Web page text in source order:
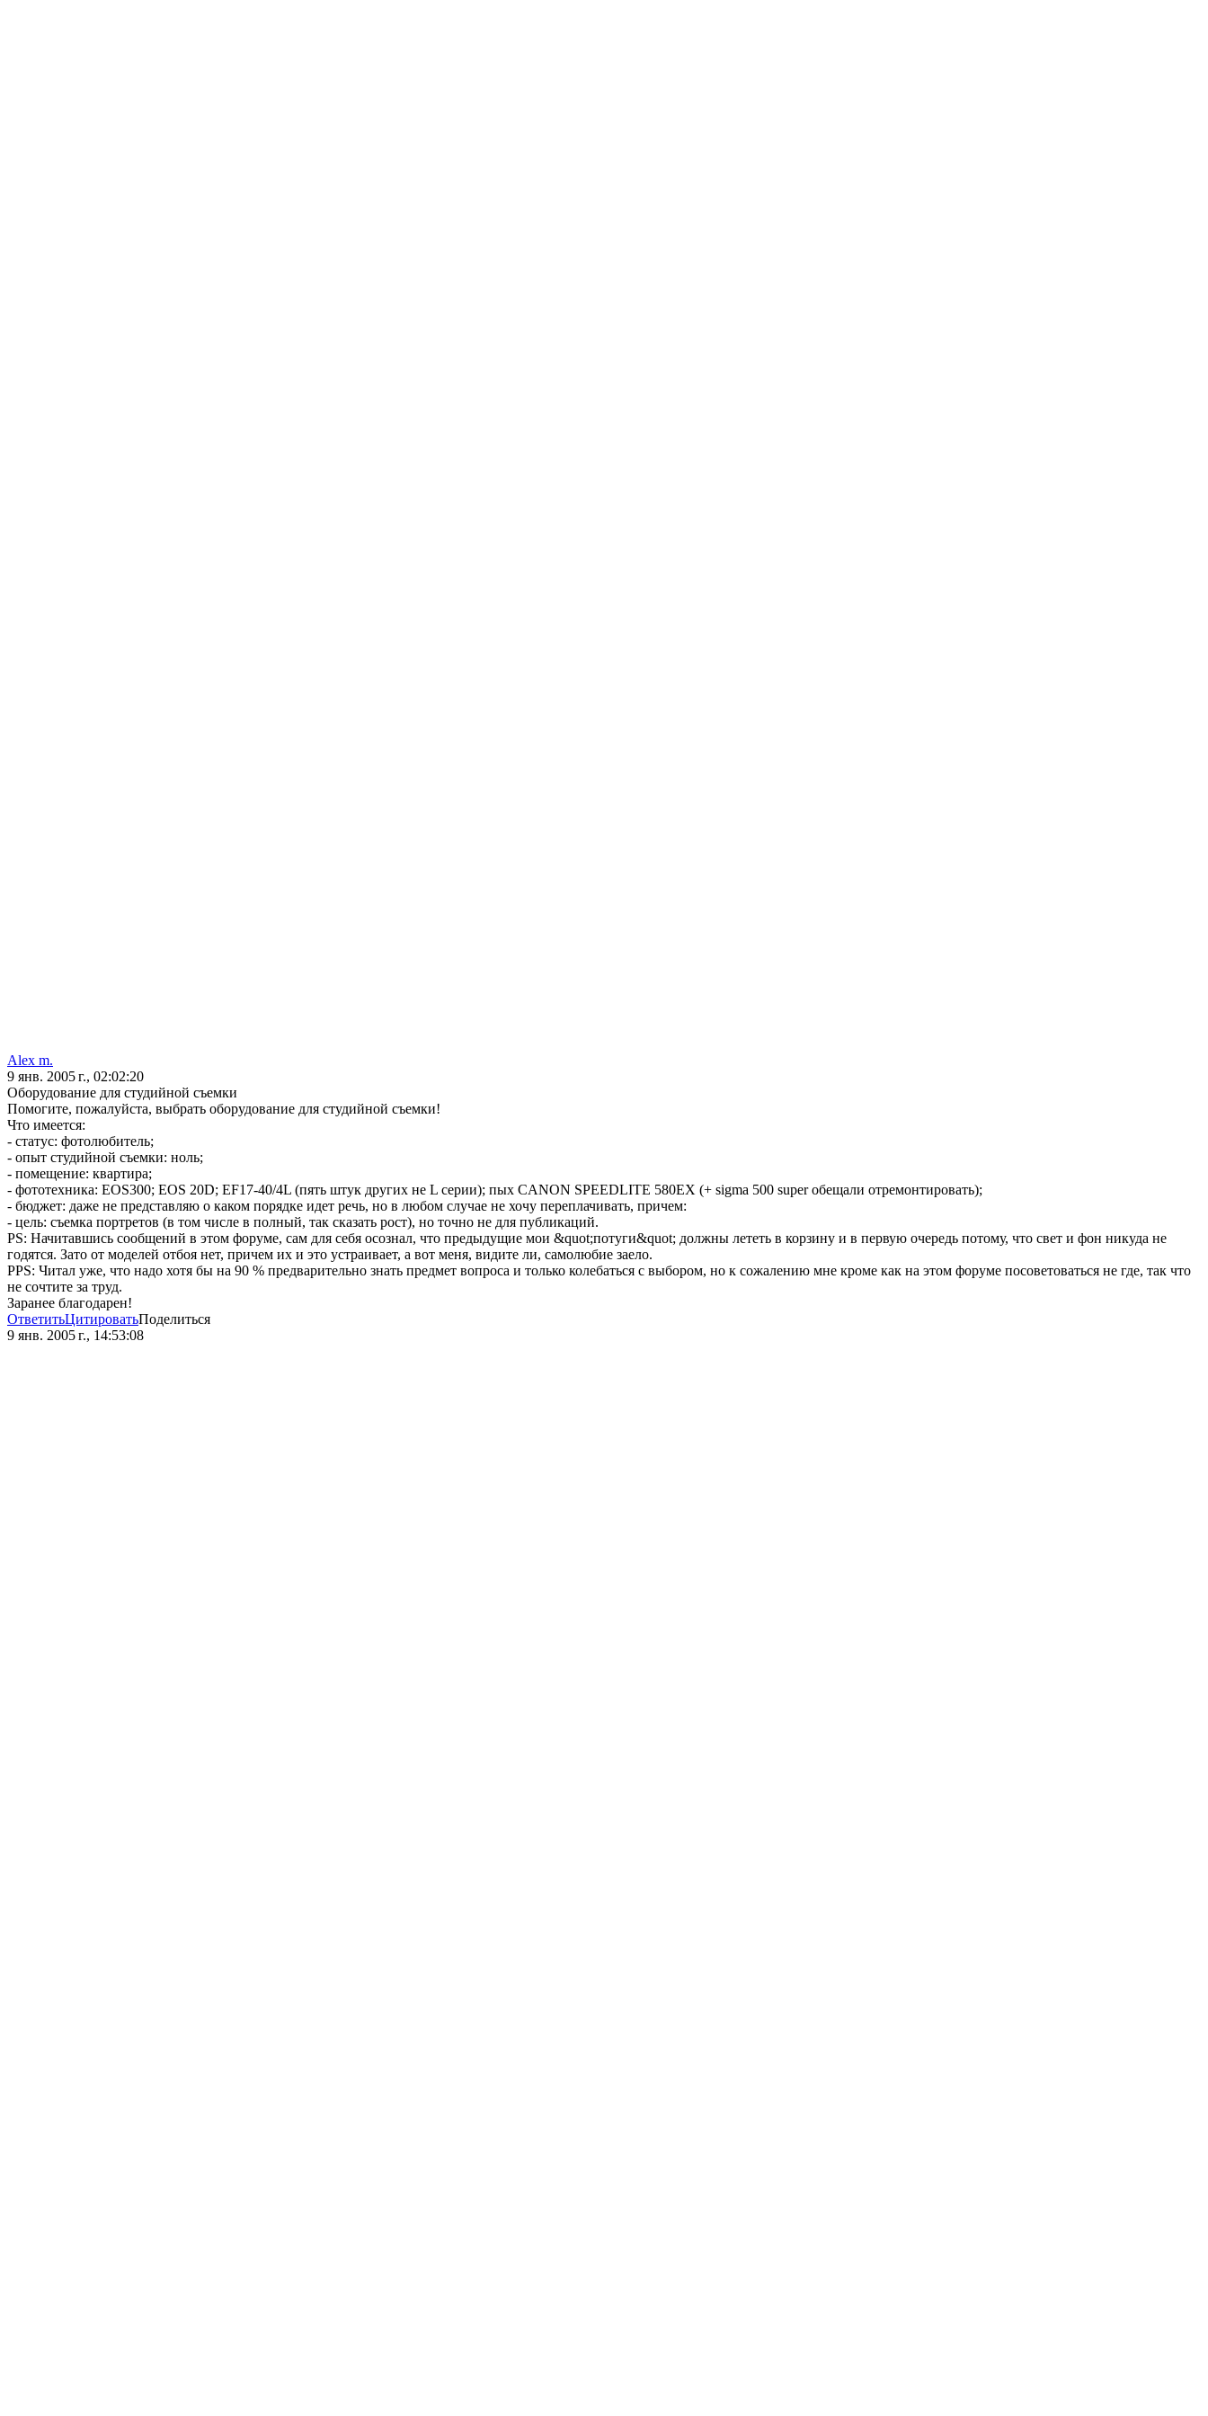
Alex m.
9 янв. 2005 г., 02:02:20
Оборудование для студийной съемки
Помогите, пожалуйста, выбрать оборудование для студийной съемки!
Что имеется:
- статус: фотолюбитель;
- опыт студийной съемки: ноль;
- помещение: квартира;
- фототехника: EOS300; EOS 20D; EF17-40/4L (пять штук других не L серии); пых CANON SPEEDLITE 580EX (+ sigma 500 super обещали отремонтировать);
- бюджет: даже не представляю о каком порядке идет речь, но в любом случае не хочу переплачивать, причем:
- цель: съемка портретов (в том числе в полный, так сказать рост), но точно не для публикаций.
PS: Начитавшись сообщений в этом форуме, сам для себя осознал, что предыдущие мои &quot;потуги&quot; должны лететь в корзину и в первую очередь потому, что свет и фон никуда не
годятся. Зато от моделей отбоя нет, причем их и это устраивает, а вот меня, видите ли, самолюбие заело.
PPS: Читал уже, что надо хотя бы на 90 % предварительно знать предмет вопроса и только колебаться с выбором, но к сожалению мне кроме как на этом форуме посоветоваться не где, так что
не сочтите за труд.
Заранее благодарен!
ОтветитьЦитироватьПоделиться
9 янв. 2005 г., 14:53:08